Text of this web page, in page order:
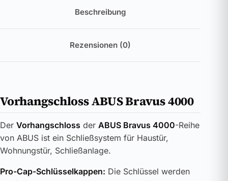
Beschreibung
Rezensionen (0)
Vorhangschloss ABUS Bravus 4000
Der Vorhangschloss der ABUS Bravus 4000-Reihe
von ABUS ist ein Schließsystem für Haustür,
Wohnungstür, Schließanlage.
Pro-Cap-Schlüsselkappen: Die Schlüssel werden